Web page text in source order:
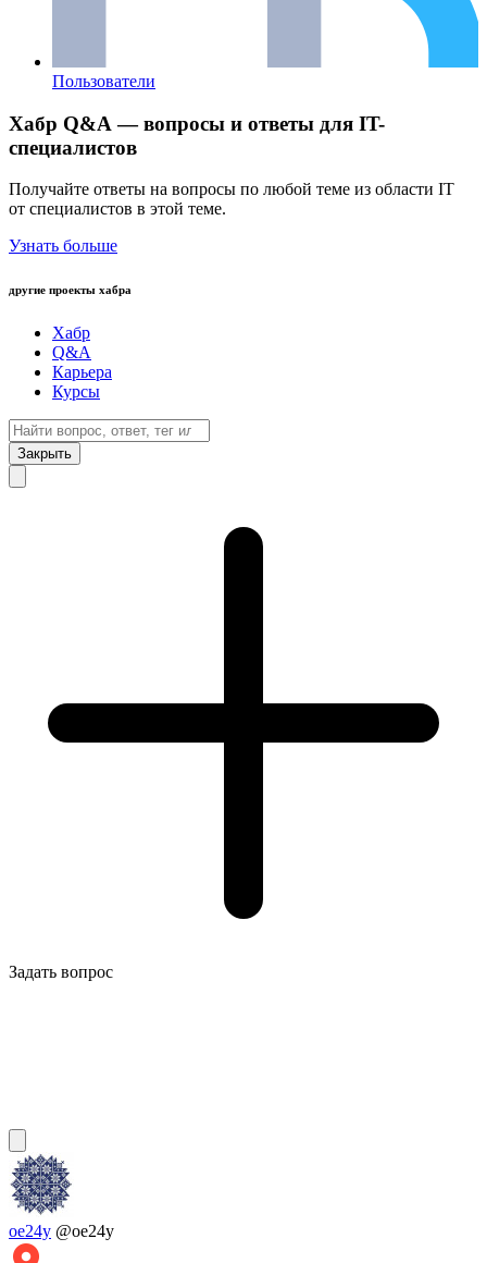
Пользователи
Хабр Q&A — вопросы и ответы для IT-
специалистов
Получайте ответы на вопросы по любой теме из области IT
от специалистов в этой теме.
Узнать больше
другие проекты хабра
Хабр
Q&A
Карьера
Курсы
Закрыть
Задать вопрос
oe24y @oe24y